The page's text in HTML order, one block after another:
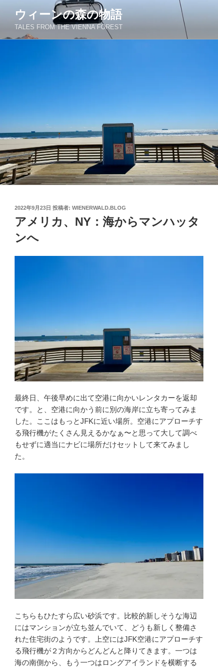
ン
ウィーンの森の物語
TALES FROM THE VIENNA FOREST
投
稿
日:
2022年9月23日 投稿者: WIENERWALD.BLOG
アメリカ、NY：海からマンハッタ
ンへ
最終日、午後早めに出て空港に向かいレンタカーを返却
です。と、空港に向かう前に別の海岸に立ち寄ってみま
した。ここはもっとJFKに近い場所。空港にアプローチす
る飛行機がたくさん見えるかなぁ〜と思って大して調べ
もせずに適当にナビに場所だけセットして来てみまし
た。
こちらもひたすら広い砂浜です。比較的新しそうな海辺
にはマンションが立ち並んでいて、どうも新しく整備さ
れた住宅街のようです。上空にはJFK空港にアプローチす
る飛行機が２方向からどんどんと降りてきます。一つは
海の南側から、もう一つはロングアイランドを横断する